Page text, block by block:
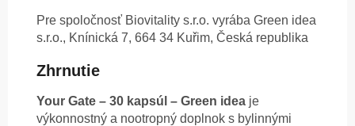
Pre spoločnosť Biovitality s.r.o. vyrába Green idea
s.r.o., Knínická 7, 664 34 Kuřim, Česká republika
Zhrnutie
Your Gate – 30 kapsúl – Green idea je
výkonnostný a nootropný doplnok s bylinnými